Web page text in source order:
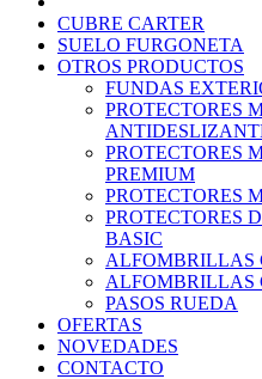
CUBRE CARTER
SUELO FURGONETA
OTROS PRODUCTOS
FUNDAS
PROTECTORES
PROTECTORES
PREMIUM
PROTECTORES
PROTECTORES
BASIC
ALFOMBRILLAS
ALFOMBRILLAS
PASOS RUEDA
OFERTAS
NOVEDADES
CONTACTO